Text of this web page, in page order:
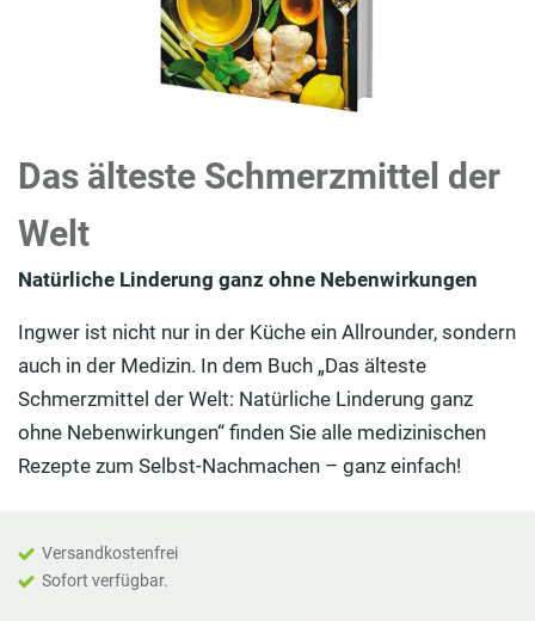
Das älteste Schmerzmittel der
Welt
Natürliche Linderung ganz ohne Nebenwirkungen
Ingwer ist nicht nur in der Küche ein Allrounder, sondern
auch in der Medizin. In dem Buch „Das älteste
Schmerzmittel der Welt: Natürliche Linderung ganz
ohne Nebenwirkungen“ finden Sie alle medizinischen
Rezepte zum Selbst-Nachmachen – ganz einfach!
Versandkostenfrei
Sofort verfügbar.